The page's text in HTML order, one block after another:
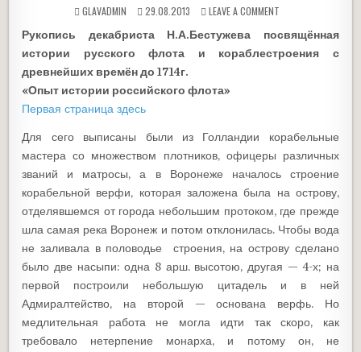
GLAVADMIN 29.08.2013 LEAVE A COMMENT
Рукопись декабриста Н.А.Бестужева посвящённая
истории русского флота и кораблестроения с
древнейших времён до 1714г.
«Опыт истории российского флота»
Первая страница здесь
Для сего выписаны были из Голландии корабельные
мастера со множеством плотников, офицеры различных
званий и матросы, а в Воронеже началось строение
корабельной верфи, которая заложена была на острову,
отделявшемся от города небольшим протоком, где прежде
шла самая река Воронеж и потом отклонилась. Чтобы вода
не заливала в половодье строения, на острову сделано
было две насыпи: одна 8 арш. высотою, другая — 4-х; на
первой построили небольшую цитадель и в ней
Адмиралтейство, на второй — основана верфь. Но
медлительная работа не могла идти так скоро, как
требовало нетерпение монарха, и потому он, не